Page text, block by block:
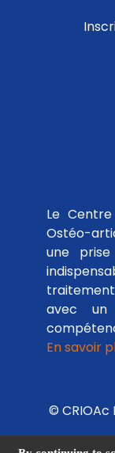
Le
Ostéo-
une
avec un
En savoir
© CRIOAc